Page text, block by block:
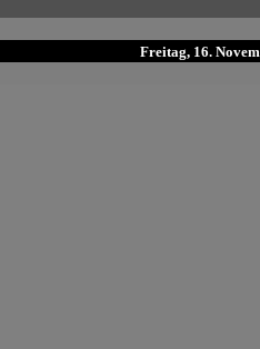
Freitag, 16.